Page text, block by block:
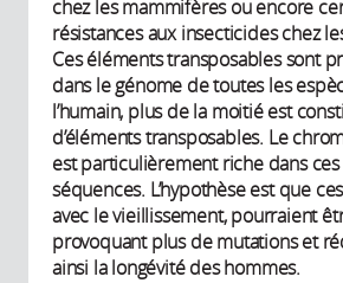
chez les mammifères ou encore
résistances aux insecticides chez
Ces éléments transposables sont
dans le génome de toutes les
l’humain, plus de la moitié est
d’éléments transposables. Le
est particulièrement riche dans ces
séquences. L’hypothèse est que
avec le vieillissement, pourraient
provoquant plus de mutations et
ainsi la longévité des hommes.